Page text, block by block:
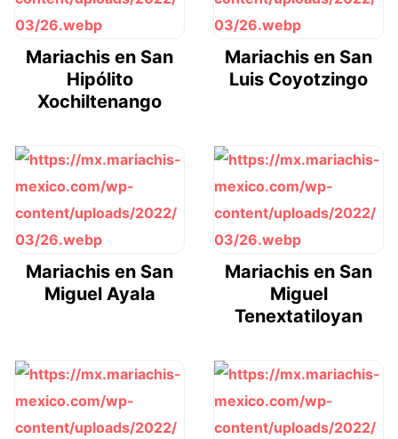
Mariachis en San
Hipólito
Xochiltenango
Mariachis en San
Luis Coyotzingo
Mariachis en San
Miguel Ayala
Mariachis en San
Miguel
Tenextatiloyan